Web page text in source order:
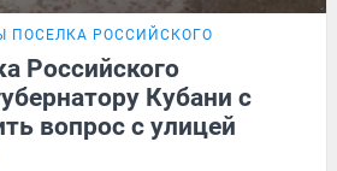
ПОСЕЛКА РОССИЙСКОГО
Российского
Кубани с
вопрос с улицей